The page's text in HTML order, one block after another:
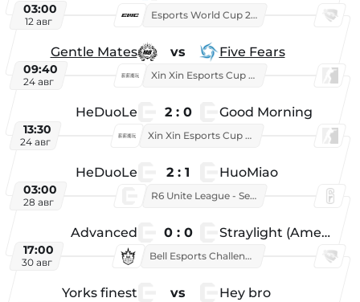
03:00
12 авг
Esports World Cup 2026
Gentle Mates vs Five Fears
09:40
24 авг
Xin Xin Esports Cup 2025
HeDuoLe 2 : 0 Good Morning
13:30
24 авг
Xin Xin Esports Cup 2026
HeDuoLe 2 : 1 HuoMiao
03:00
28 авг
R6 Unite League - Season 1
Advanced 0 : 0 Straylight (American team)
17:00
30 авг
Bell Esports Challenge 2026
Yorks finest vs Hey bro